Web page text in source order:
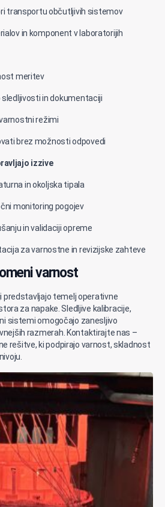
transportu občutljivih sistemov
in komponent v laboratorijih
meritev
in dokumentaciji
režimi
brez možnosti odpovedi
izzive
in okoljska tipala
monitoring pogojev
in validaciji opreme
za varnostne in revizijske zahteve
varnost
predstavljajo temelj operativne
za napake. Sledljive kalibracije,
sistemi omogočajo zanesljivo
razmerah. Kontaktirajte nas –
rešitve, ki podpirajo varnost, skladnost